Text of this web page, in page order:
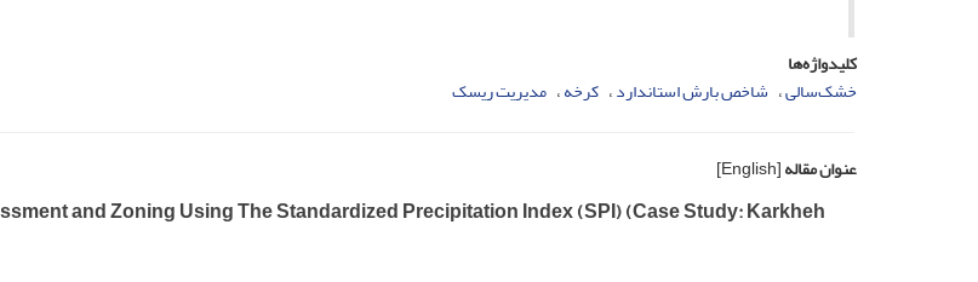
کلیدواژه‌ها
خشک‌سالی شاخص بارش استاندارد کرخه مدیریت ریسک
عنوان مقاله[English]
and Zoning Using The Standardized Precipitation Index (SPI) (Case Study: Karkheh